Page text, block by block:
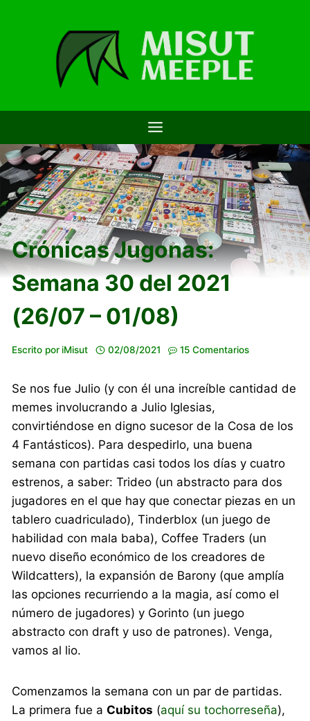
Crónicas Jugonas:
Semana 30 del 2021
(26/07 – 01/08)
Escrito por iMisut 02/08/2021 15 Comentarios
Se nos fue Julio (y con él una increíble cantidad de
memes involucrando a Julio Iglesias,
convirtiéndose en digno sucesor de la Cosa de los
4 Fantásticos). Para despedirlo, una buena
semana con partidas casi todos los días y cuatro
estrenos, a saber: Trideo (un abstracto para dos
jugadores en el que hay que conectar piezas en un
tablero cuadriculado), Tinderblox (un juego de
habilidad con mala baba), Coffee Traders (un
nuevo diseño económico de los creadores de
Wildcatters), la expansión de Barony (que amplía
las opciones recurriendo a la magia, así como el
número de jugadores) y Gorinto (un juego
abstracto con draft y uso de patrones). Venga,
vamos al lio.
Comenzamos la semana con un par de partidas.
La primera fue aCubitos (aquí su tochorreseña),